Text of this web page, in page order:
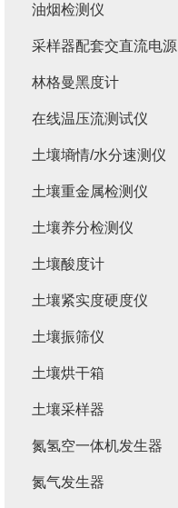
油烟检测仪
采样器配套交直流电源
林格曼黑度计
在线温压流测试仪
土壤墒情/水分速测仪
土壤重金属检测仪
土壤养分检测仪
土壤酸度计
土壤紧实度硬度仪
土壤振筛仪
土壤烘干箱
土壤采样器
氮氢空一体机发生器
氮气发生器